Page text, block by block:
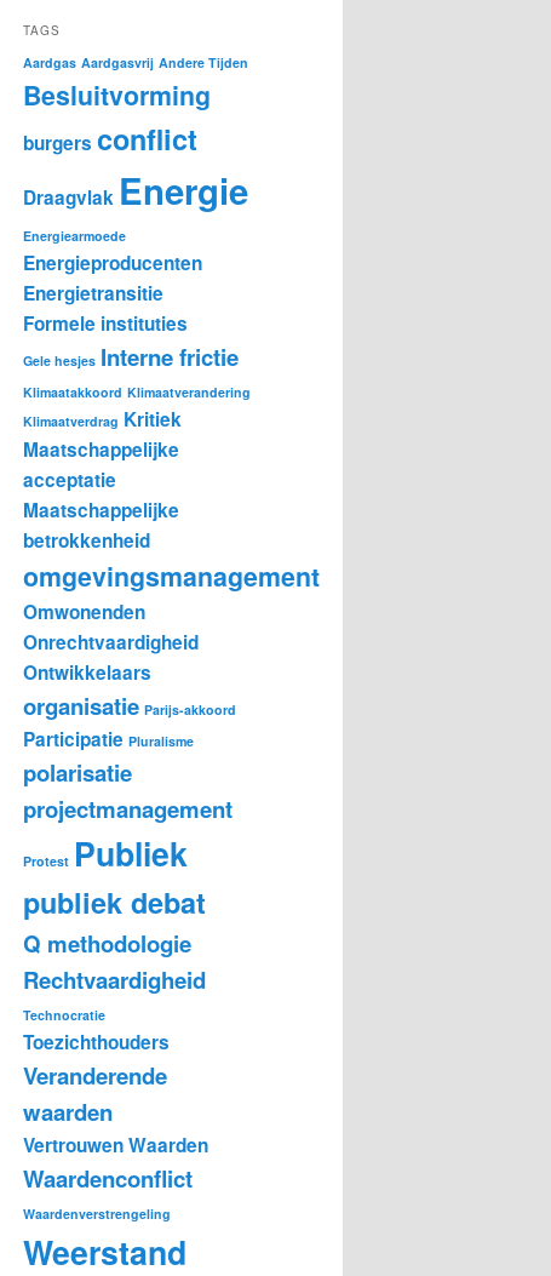
TAGS
Aardgas Aardgasvrij Andere Tijden
Besluitvorming
burgers conflict
Draagvlak Energie
Energiearmoede
Energieproducenten
Energietransitie
Formele instituties
Gele hesjes Interne frictie
Klimaatakkoord Klimaatverandering
Klimaatverdrag Kritiek
Maatschappelijke
acceptatie
Maatschappelijke
betrokkenheid
omgevingsmanagement
Omwonenden
Onrechtvaardigheid
Ontwikkelaars
organisatie Parijs-akkoord
Participatie Pluralisme
polarisatie
projectmanagement
Protest Publiek
publiek debat
Q methodologie
Rechtvaardigheid
Technocratie
Toezichthouders
Veranderende
waarden
VertrouwenWaarden
Waardenconflict
Waardenverstrengeling
Weerstand